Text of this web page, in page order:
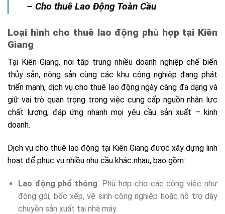
– Cho thuê Lao Động Toàn Cầu
Loại hình cho thuê lao động phù hợp tại Kiên
Giang
Tại Kiên Giang, nơi tập trung nhiều doanh nghiệp chế biến
thủy sản, nông sản cùng các khu công nghiệp đang phát
triển mạnh, dịch vụ cho thuê lao động ngày càng đa dạng và
giữ vai trò quan trọng trong việc cung cấp nguồn nhân lực
chất lượng, đáp ứng nhanh mọi yêu cầu sản xuất – kinh
doanh.
Dịch vụ cho thuê lao động tại Kiên Giang được xây dựng linh
hoạt để phục vụ nhiều nhu cầu khác nhau, bao gồm:
Lao động phổ thông: Phù hợp cho các công việc như
đóng gói, bốc xếp, vệ sinh công nghiệp hoặc hỗ trợ dây
chuyền sản xuất tại nhà máy.